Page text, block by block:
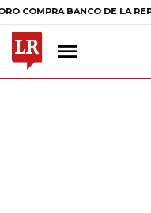
BANCO DE LA REPÚBLICA